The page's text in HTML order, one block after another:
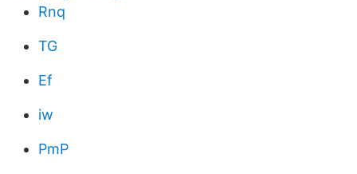
Rnq
TG
Ef
iw
PmP